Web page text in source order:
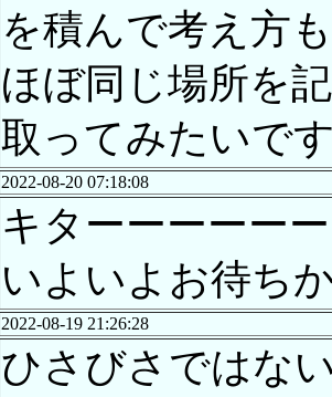
を積んで考え方
ほぼ同じ場所を
取ってみたいで
2022-08-20 07:18:08
キターーーーー
いよいよお待ち
2022-08-19 21:26:28
ひさびさではな